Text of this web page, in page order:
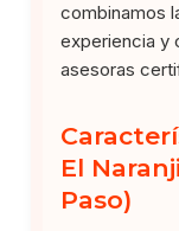
combinamos
experiencia y
asesoras
El
Paso)